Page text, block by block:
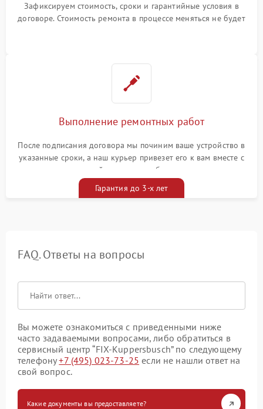
Зафиксируем стоимость, сроки и гарантийные условия в
договоре. Стоимость ремонта в процессе меняться не будет
Выполнение ремонтных работ
После подписания договора мы починим ваше устройство в
указанные сроки, а наш курьер привезет его к вам вместе с
гарантийным талоном бесплатно
Гарантия до 3-х лет
FAQ. Ответы на вопросы
Вы можете ознакомиться с приведенными ниже
часто задаваемыми вопросами, либо обратиться в
сервисный центр “FIX-Kuppersbusch” по следующему
телефону+7 (495) 023-73-25 если не нашли ответ на
свой вопрос.
Какие документы вы предоставляете?